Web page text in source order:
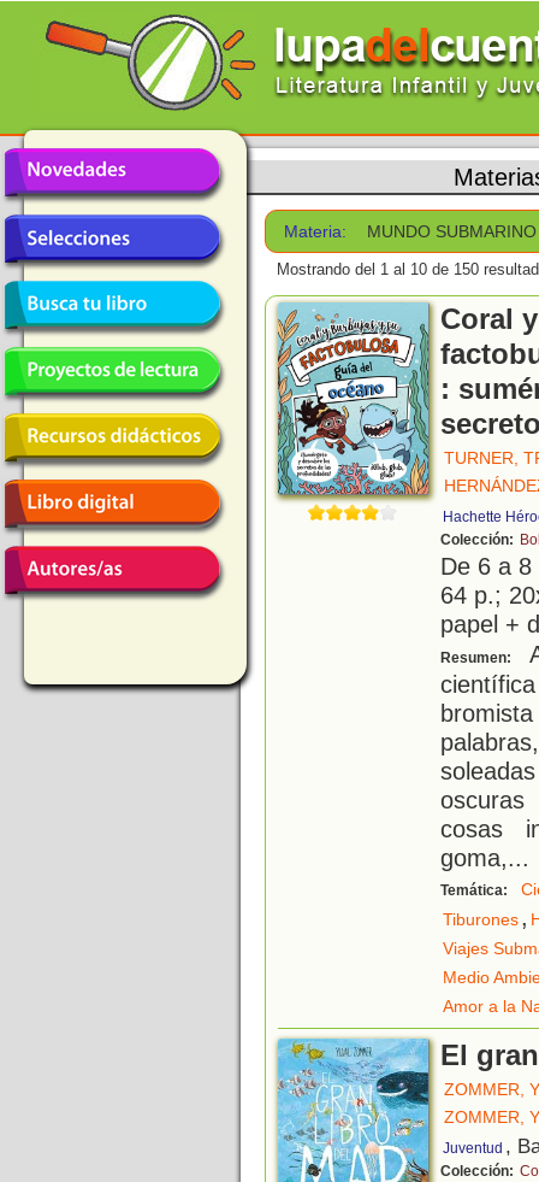
Materia: MUNDO SUBMARINO
Mostrando del 1 al 10 de 150
Coral
:
TURNER,
Hachette
Colección:
De 6 a
64 p.;
papel +
Resumen:
cosas
goma,...
Temática:
Tiburones,
Viajes
Medio
Amor a la
El
ZOMMER,
ZOMMER,
Juventud ,
Colección: